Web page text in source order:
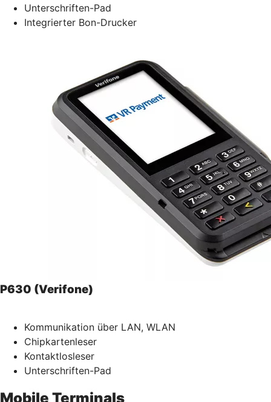
Unterschriften-Pad
Integrierter Bon-Drucker
P630 (Verifone)
Kommunikation über LAN, WLAN
Chipkartenleser
Kontaktlosleser
Unterschriften-Pad
Mobile Terminals